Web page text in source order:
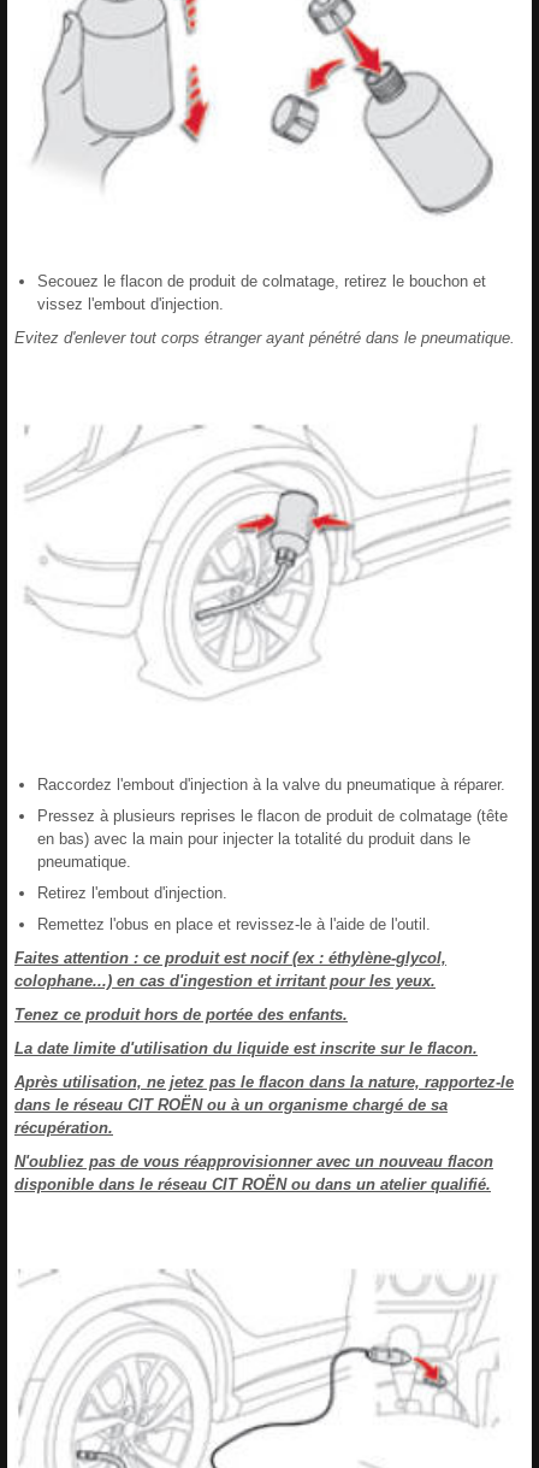
Secouez le flacon de produit de colmatage, retirez le bouchon et
vissez l'embout d'injection.
Evitez d'enlever tout corps étranger ayant pénétré dans le pneumatique.
Raccordez l'embout d'injection à la valve du pneumatique à réparer.
Pressez à plusieurs reprises le flacon de produit de colmatage (tête
en bas) avec la main pour injecter la totalité du produit dans le
pneumatique.
Retirez l'embout d'injection.
Remettez l'obus en place et revissez-le à l'aide de l'outil.
Faites attention : ce produit est nocif (ex : éthylène-glycol,
colophane...) en cas d'ingestion et irritant pour les yeux.
Tenez ce produit hors de portée des enfants.
La date limite d'utilisation du liquide est inscrite sur le flacon.
Après utilisation, ne jetez pas le flacon dans la nature, rapportez-le
dans le réseau CIT ROËN ou à un organisme chargé de sa
récupération.
N'oubliez pas de vous réapprovisionner avec un nouveau flacon
disponible dans le réseau CIT ROËN ou dans un atelier qualifié.